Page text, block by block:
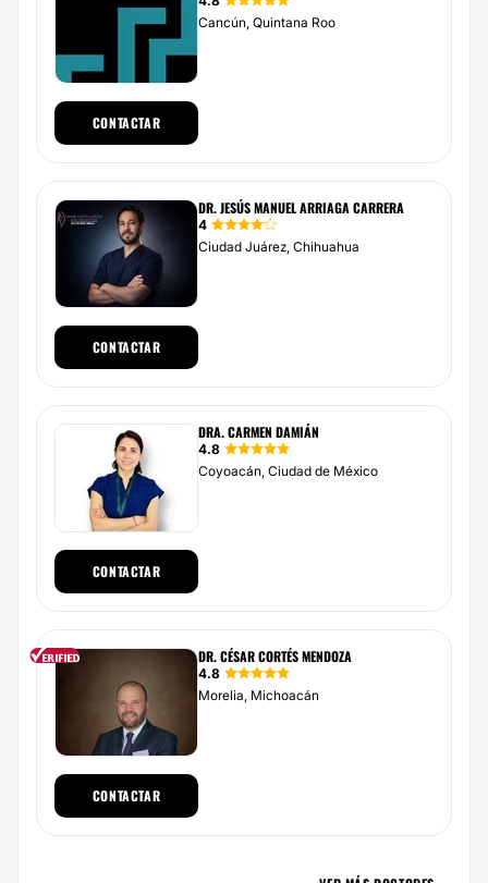
Cancún, Quintana Roo
CONTACTAR
DR. JESÚS MANUEL ARRIAGA CARRERA
4
Ciudad Juárez, Chihuahua
CONTACTAR
DRA. CARMEN DAMIÁN
4.8
Coyoacán, Ciudad de México
CONTACTAR
DR. CÉSAR CORTÉS MENDOZA
4.8
Morelia, Michoacán
CONTACTAR